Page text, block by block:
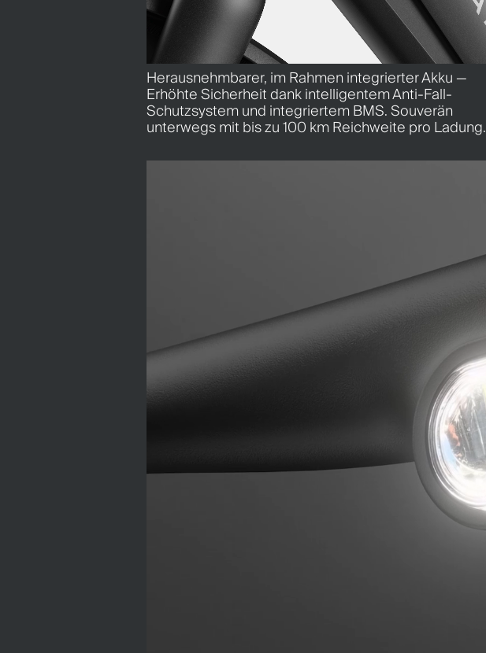
Herausnehmbarer, im Rahmen integrierter Akku —
Erhöhte Sicherheit dank intelligentem Anti-Fall-
Schutzsystem und integriertem BMS. Souverän
unterwegs mit bis zu 100 km Reichweite pro Ladung.